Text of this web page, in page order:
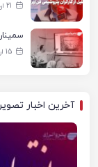
21 اردیبهشت 1404 - ۰۰:۰۱
15 اردیبهشت 1404 - ۱۸:۵۳
آخرین اخبار